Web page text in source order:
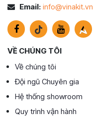
Email: info@vinakit.vn
VỀ CHÚNG TÔI
Về chúng tôi
Đội ngũ Chuyên gia
Hệ thống showroom
Quy trình vận hành